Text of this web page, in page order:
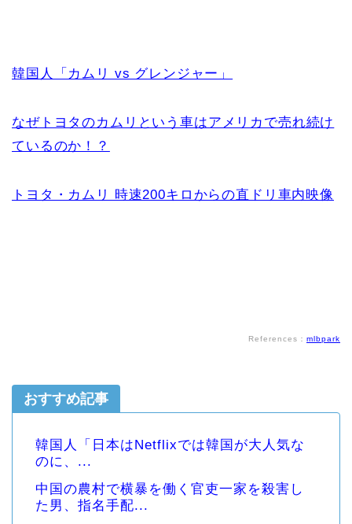
韓国人「カムリ vs グレンジャー」
なぜトヨタのカムリという車はアメリカで売れ続け
ているのか！？
トヨタ・カムリ 時速200キロからの直ドリ車内映像
References： mlbpark
おすすめ記事
韓国人「日本はNetflixでは韓国が大人気な
のに、...
中国の農村で横暴を働く官吏一家を殺害し
た男、指名手配...